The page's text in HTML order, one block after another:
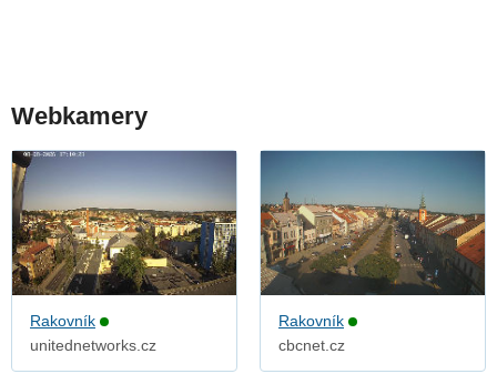
Webkamery
Rakovník
unitednetworks.cz
Rakovník
cbcnet.cz